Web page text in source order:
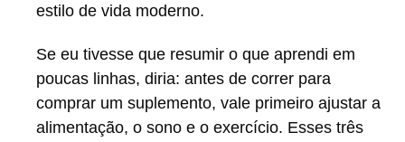
estilo de vida moderno.
Se eu tivesse que resumir o que aprendi em
poucas linhas, diria: antes de correr para
comprar um suplemento, vale primeiro ajustar a
alimentação, o sono e o exercício. Esses três